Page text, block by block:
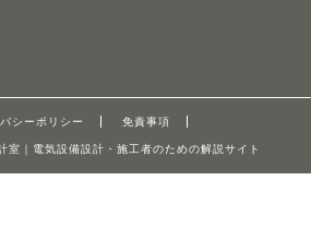
シーポリシー 免責事項
｜電気設備設計・施工者のための解説サイト